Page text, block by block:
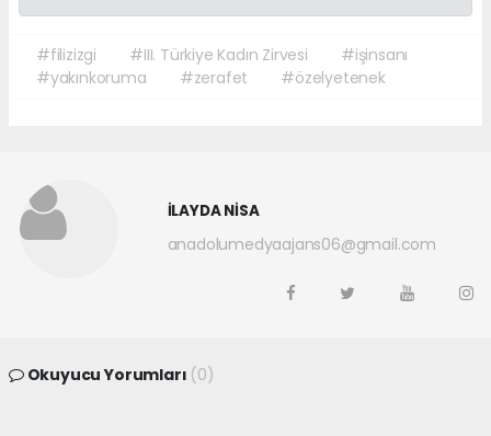
#filizizgi #III. Türkiye Kadın Zirvesi
#işinsanı
#yakınkoruma
#zerafet #özelyetenek
İLAYDA NİSA
anadolumedyaajans06@gmail.com
Okuyucu Yorumları (0)